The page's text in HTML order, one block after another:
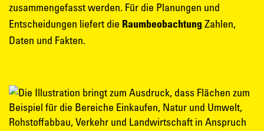
zusammengefasst werden. Für die Planungen und
Entscheidungen liefert die Raumbeobachtung Zahlen,
Daten und Fakten.